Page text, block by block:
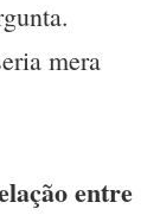
mera
entre